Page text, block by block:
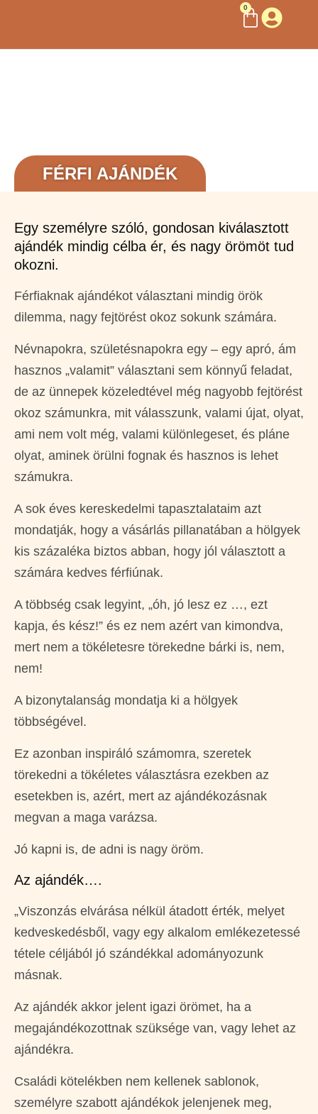
0
FÉRFI AJÁNDÉK
Egy személyre szóló, gondosan kiválasztott
ajándék mindig célba ér, és nagy örömöt tud
okozni.
Férfiaknak ajándékot választani mindig örök
dilemma, nagy fejtörést okoz sokunk számára.
Névnapokra, születésnapokra egy – egy apró, ám
hasznos „valamit” választani sem könnyű feladat,
de az ünnepek közeledtével még nagyobb fejtörést
okoz számunkra, mit válasszunk, valami újat, olyat,
ami nem volt még, valami különlegeset, és pláne
olyat, aminek örülni fognak és hasznos is lehet
számukra.
A sok éves kereskedelmi tapasztalataim azt
mondatják, hogy a vásárlás pillanatában a hölgyek
kis százaléka biztos abban, hogy jól választott a
számára kedves férfiúnak.
A többség csak legyint, „óh, jó lesz ez …, ezt
kapja, és kész!” és ez nem azért van kimondva,
mert nem a tökéletesre törekedne bárki is, nem,
nem!
A bizonytalanság mondatja ki a hölgyek
többségével.
Ez azonban inspiráló számomra, szeretek
törekedni a tökéletes választásra ezekben az
esetekben is, azért, mert az ajándékozásnak
megvan a maga varázsa.
Jó kapni is, de adni is nagy öröm.
Az ajándék….
„Viszonzás elvárása nélkül átadott érték, melyet
kedveskedésből, vagy egy alkalom emlékezetessé
tétele céljából jó szándékkal adományozunk
másnak.
Az ajándék akkor jelent igazi örömet, ha a
megajándékozottnak szüksége van, vagy lehet az
ajándékra.
Családi kötelékben nem kellenek sablonok,
személyre szabott ajándékok jelenjenek meg,